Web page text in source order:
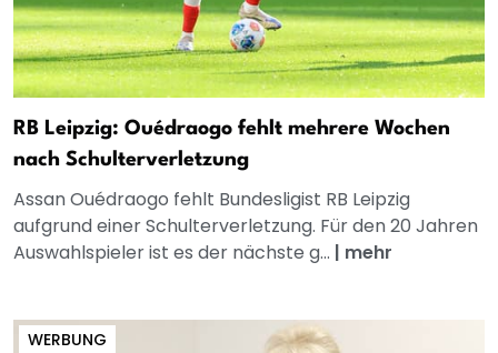
RB Leipzig: Ouédraogo fehlt mehrere Wochen
nach Schulterverletzung
Assan Ouédraogo fehlt Bundesligist RB Leipzig
aufgrund einer Schulterverletzung. Für den 20 Jahren
Auswahlspieler ist es der nächste g... | mehr
WERBUNG